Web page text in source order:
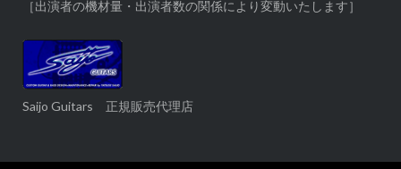
［出演者の機材量・出演者数の関係により変動いたします］
Saijo Guitars 正規販売代理店